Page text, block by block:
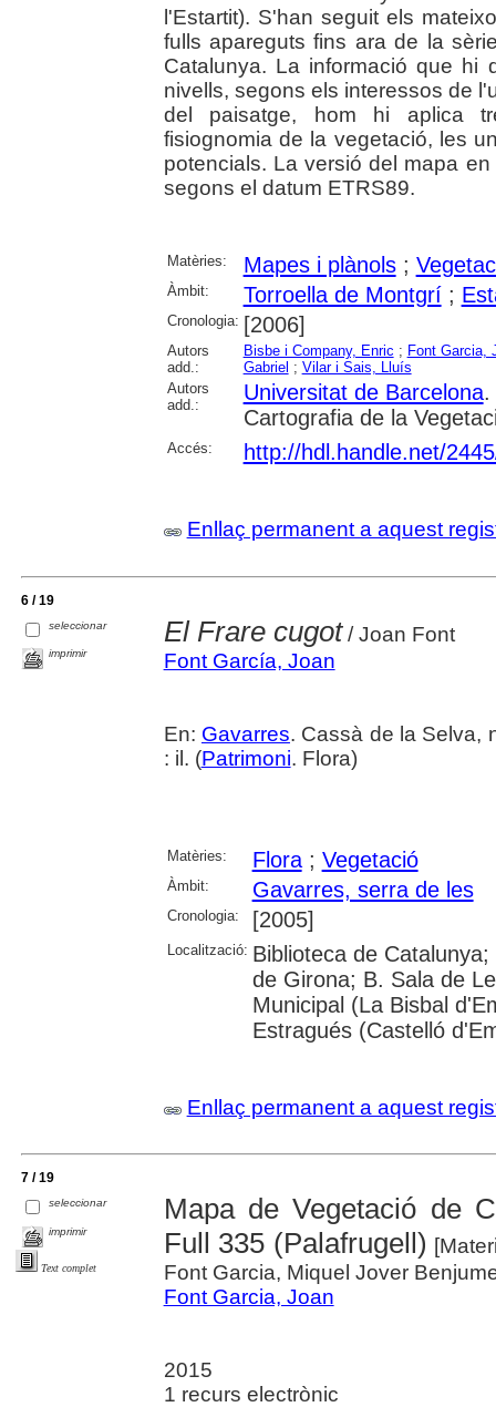
l'Estartit). S'han seguit els
fulls apareguts fins ara de la
Catalunya. La informació que hi
nivells, segons els interessos de
del paisatge, hom hi aplica
fisiognomia de la vegetació, les
potencials. La versió del mapa
segons el datum ETRS89.
Matèries: Mapes i plànols;
Àmbit: Torroella de Montgrí;
Cronologia: [2006]
Autors
add.:
Bisbe i Company, Enric ; Font Garcia,
Gabriel ; Vilar i Sais, Lluís
Autors
add.:
Universitat de Barcelona.
Cartografia de la
Accés: http://hdl.handle.net/
Enllaç permanent a aquest
6 / 19
seleccionar
imprimir
El Frare cugot/ Joan Font
Font García, Joan
En: Gavarres. Cassà de la Selva,
: il. (Patrimoni. Flora)
Matèries: Flora; Vegetació
Àmbit: Gavarres, serra de les
Cronologia: [2005]
Localització: Biblioteca de
de Girona; B. Sala de
Municipal (La Bisbal
Estragués (Castelló
Enllaç permanent a aquest
7 / 19
seleccionar
imprimir
Text complet
Mapa de Vegetació de
Full 335 (Palafrugell)
Font Garcia, Miquel Jover
Font Garcia, Joan
2015
1 recurs electrònic